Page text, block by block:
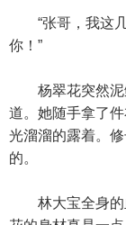
“张哥，我这几
你！”
杨翠花突然泥
道。她随手拿了
光溜溜的露着。
的。
林大宝全身的